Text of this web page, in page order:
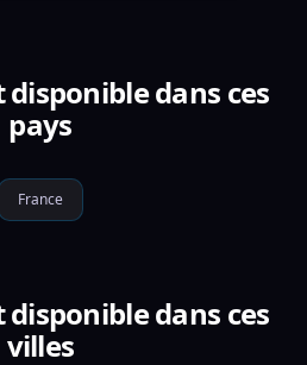
disponible dans ces
pays
France
disponible dans ces
villes